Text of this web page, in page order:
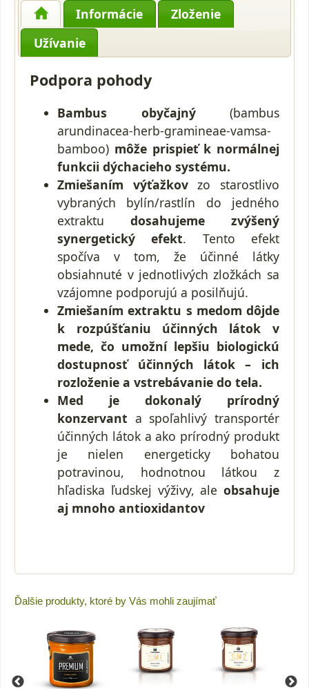
Informácie
Zloženie
Užívanie
Podpora pohody
Bambus obyčajný(bambus
arundinacea-herb-gramineae-vamsa-
bamboo) môže prispieť k normálnej
funkcii dýchacieho systému.
Zmiešaním výťažkovzo starostlivo
vybraných bylín/rastlín do jedného
extraktu dosahujeme zvýšený
synergetický efekt. Tento efekt
spočíva v tom, že účinné látky
obsiahnuté v jednotlivých zložkách sa
vzájomne podporujú a posilňujú.
Zmiešaním extraktu s medom dôjde
k rozpúšťaniu účinných látok v
mede, čo umožní lepšiu biologickú
dostupnosť účinných látok – ich
rozloženie a vstrebávanie do tela.
Med je dokonalý prírodný
konzervant a spoľahlivý transportér
účinných látok a ako prírodný produkt
je nielen energeticky bohatou
potravinou, hodnotnou látkou z
hľadiska ľudskej výživy, ale obsahuje
aj mnoho antioxidantov
Ďalšie produkty, ktoré by Vás mohli zaujímať